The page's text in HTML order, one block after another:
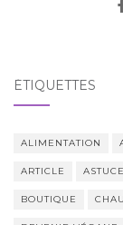
ÉTIQUETTES
ALIMENTATION
ARTICLE
BOUTIQUE